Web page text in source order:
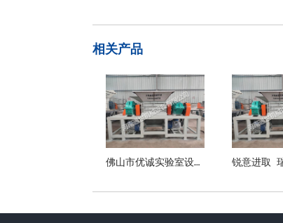
相关产品
佛山市优诚实验室设备有限公司